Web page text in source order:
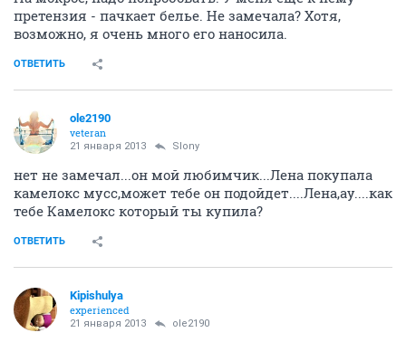
претензия - пачкает белье. Не замечала? Хотя,
возможно, я очень много его наносила.
ОТВЕТИТЬ
ole2190
veteran
21 января 2013 Slony
нет не замечал...он мой любимчик...Лена покупала
камелокс мусс,может тебе он подойдет....Лена,ау....как
тебе Камелокс который ты купила?
ОТВЕТИТЬ
Kipishulyа
experienced
21 января 2013 ole2190